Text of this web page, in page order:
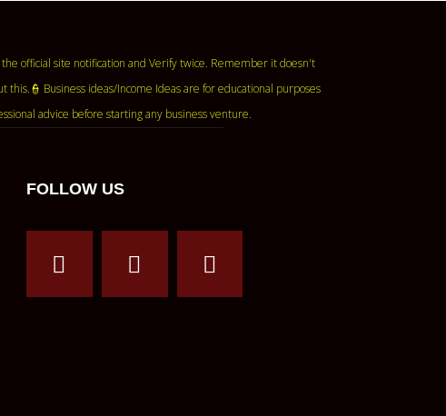
the official site notification and Verify twice. Remember it doesn't
Business ideas/Income Ideas are for educational purposes
advice before starting any business venture.
FOLLOW US